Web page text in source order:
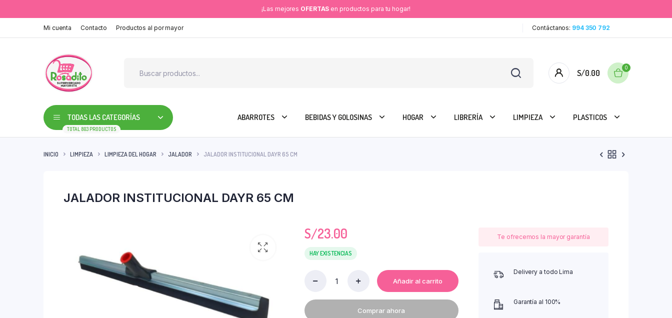
¡Las mejores OFERTAS en productos para tu hogar!
Mi cuenta Contacto Productos al por mayor Contáctanos: 994 350 792
S/0.00
0
TODAS LAS CATEGORÍAS
TOTAL 803 PRODUCTOS
ABARROTES BEBIDAS Y GOLOSINAS HOGAR LIBRERÍA LIMPIEZA PLASTICOS
INICIO LIMPIEZA LIMPIEZA DEL HOGAR JALADOR JALADOR INSTITUCIONAL DAYR 65 CM
JALADOR INSTITUCIONAL DAYR 65 CM
S/23.00
HAY EXISTENCIAS
DAYR
65
Añadir al carrito
Comprar ahora
Te ofrecemos la mayor garantía
Delivery a todo Lima
Garantía al 100%